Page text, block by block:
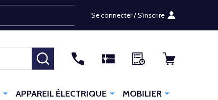
Se connecter / S'inscrire
RECHERCHER
APPAREIL ÉLECTRIQUE MOBILIER